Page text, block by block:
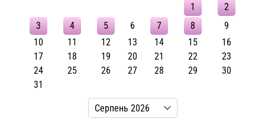
1
2
3
4 5 6 7 8
9
10
11 12 13 14 15
16
17
18 19 20 21 22
23
24
25 26 27 28 29
30
31